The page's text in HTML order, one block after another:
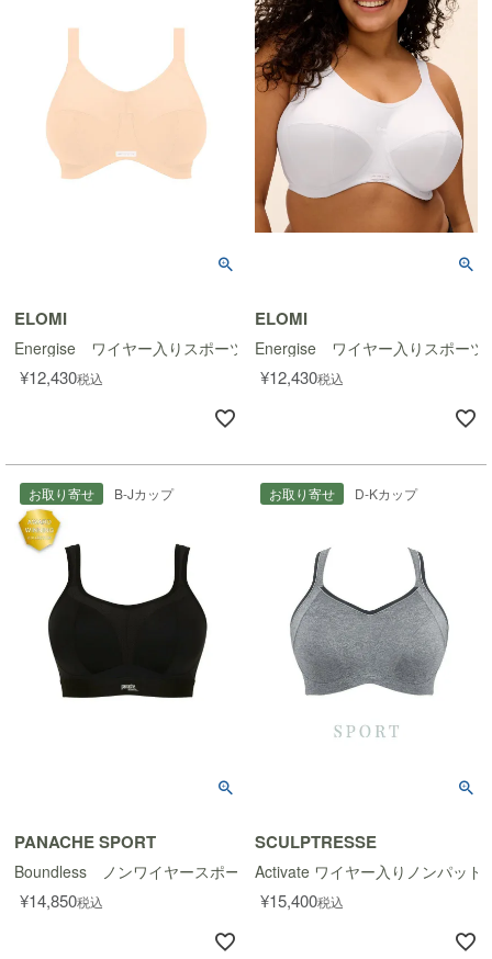
ELOMI
Energise ワイヤー入りスポーツブラ
¥12,430税込
ELOMI
Energise ワイヤー入りスポーツ
¥12,430税込
お取り寄せ B-Jカップ
PANACHE SPORT
Boundless ノンワイヤースポーツブラ
¥14,850税込
お取り寄せ D-Kカップ
SCULPTRESSE
Activate ワイヤー入りノンパッド
¥15,400税込